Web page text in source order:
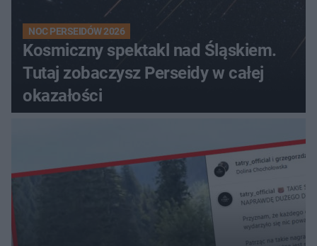
NOC PERSEIDÓW 2026
Kosmiczny spektakl nad Śląskiem.
Tutaj zobaczysz Perseidy w całej
okazałości